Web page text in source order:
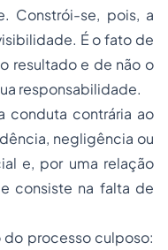
Constrói-se, pois, a
É o fato de
resultado e de não o
responsabilidade.
conduta contrária ao
negligência ou
e, por uma relação
consiste na falta de
processo culposo: